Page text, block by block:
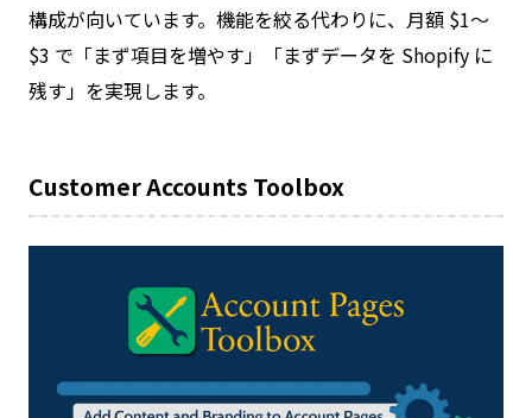
構成が向いています。機能を絞る代わりに、月額 $1〜
$3 で「まず項目を増やす」「まずデータを Shopify に
残す」を実現します。
Customer Accounts Toolbox